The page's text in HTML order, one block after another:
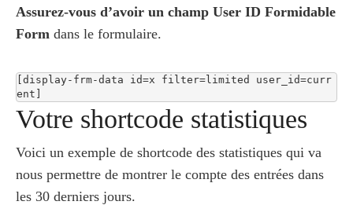
Assurez-vous d’avoir un champ User ID Formidable
Form dans le formulaire.
[display-frm-data id=x filter=limited user_id=curr
ent]
Votre shortcode statistiques
Voici un exemple de shortcode des statistiques qui va
nous permettre de montrer le compte des entrées dans
les 30 derniers jours.